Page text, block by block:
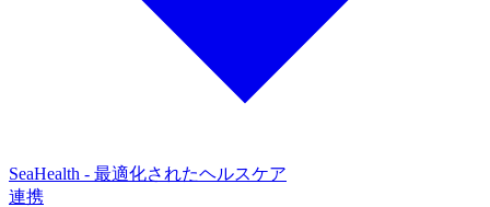
SeaHealth - 最適化されたヘルスケア
連携